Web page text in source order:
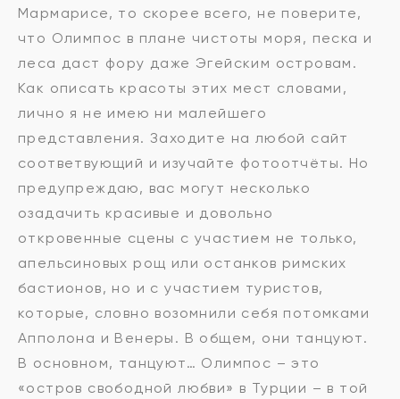
Мармарисе, то скорее всего, не поверите,
что Олимпос в плане чистоты моря, песка и
леса даст фору даже Эгейским островам.
Как описать красоты этих мест словами,
лично я не имею ни малейшего
представления. Заходите на любой сайт
соответвующий и изучайте фотоотчёты. Но
предупреждаю, вас могут несколько
озадачить красивые и довольно
откровенные сцены с участием не только,
апельсиновых рощ или останков римских
бастионов, но и с участием туристов,
которые, словно возомнили себя потомками
Апполона и Венеры. В общем, они танцуют.
В основном, танцуют… Олимпос – это
«остров свободной любви» в Турции – в той